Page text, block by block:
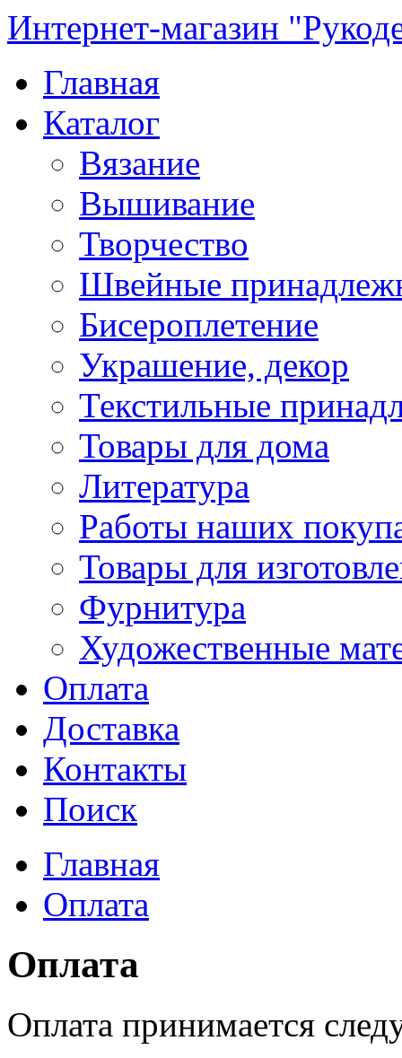
Интернет-магазин
Главная
Каталог
Вязание
Вышивание
Творчество
Швейные
Бисероплетение
Украшение, декор
Текстильные
Товары для дома
Литература
Работы наших
Товары для
Фурнитура
Художественные
Оплата
Доставка
Контакты
Поиск
Главная
Оплата
Оплата
Оплата принимается